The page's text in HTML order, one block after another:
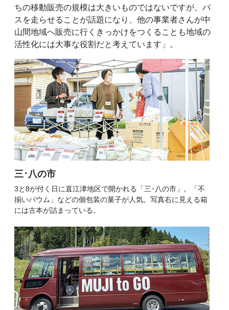
ちの移動販売の規模は大きいものではないですが、バ
スを走らせることが話題になり、他の事業者さんが中
山間地域へ販売に行くきっかけをつくることも地域の
活性化には大事な役割だと考えています」。
三･八の市
3と8が付く日に直江津地区で開かれる「三･八の市」。「不
揃いバウム」などの個包装の菓子が人気。写真右に見える箱
には古本が詰まっている。